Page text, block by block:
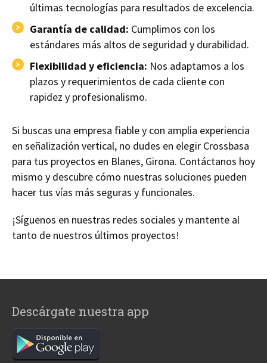
últimas tecnologías para resultados de excelencia.
Garantía de calidad: Cumplimos con los
estándares más altos de seguridad y durabilidad.
Flexibilidad y eficiencia: Nos adaptamos a los
plazos y requerimientos de cada cliente con
rapidez y profesionalismo.
Si buscas una empresa fiable y con amplia experiencia
en señalización vertical, no dudes en elegir Crossbasa
para tus proyectos en Blanes, Girona. Contáctanos hoy
mismo y descubre cómo nuestras soluciones pueden
hacer tus vías más seguras y funcionales.
¡Síguenos en nuestras redes sociales y mantente al
tanto de nuestros últimos proyectos!
Descárgate nuestra app